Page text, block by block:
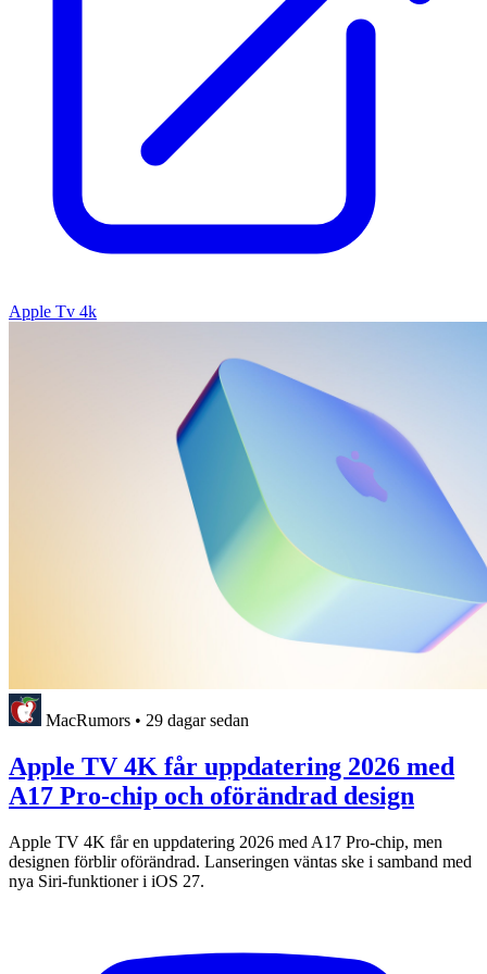
Apple Tv 4k
MacRumors • 29 dagar sedan
Apple TV 4K får uppdatering 2026 med
A17 Pro-chip och oförändrad design
Apple TV 4K får en uppdatering 2026 med A17 Pro-chip, men
designen förblir oförändrad. Lanseringen väntas ske i samband med
nya Siri-funktioner i iOS 27.